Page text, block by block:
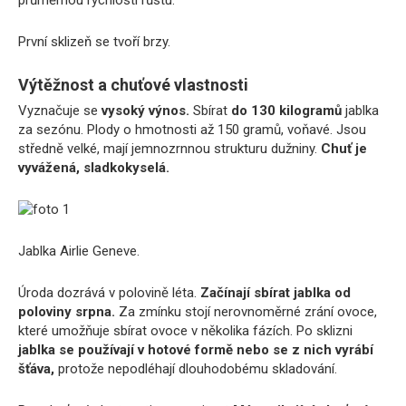
První sklizeň se tvoří brzy.
Výtěžnost a chuťové vlastnosti
Vyznačuje sevysoký výnos. Sbírat do 130 kilogramů jablka
za sezónu. Plody o hmotnosti až 150 gramů, voňavé. Jsou
středně velké, mají jemnozrnnou strukturu dužniny. Chuť je
vyvážená, sladkokyselá.
Jablka Airlie Geneve.
Úroda dozrává v polovině léta. Začínají sbírat jablka od
poloviny srpna. Za zmínku stojí nerovnoměrné zrání ovoce,
které umožňuje sbírat ovoce v několika fázích. Po sklizni
jablka se používají v hotové formě nebo se z nich vyrábí
šťáva, protože nepodléhají dlouhodobému skladování.